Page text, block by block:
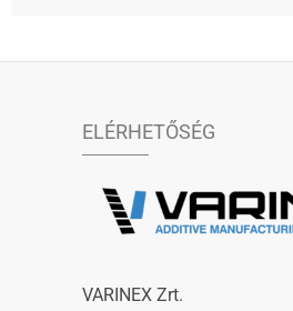
ELÉRHETŐSÉG
VARINEX Zrt.